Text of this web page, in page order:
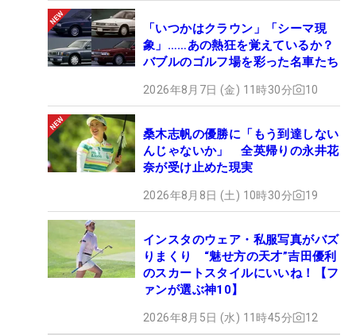
「いつかはクラウン」「シーマ現
象」……あの熱狂を覚えているか？
バブルのゴルフ場を彩った名車たち
2026年8月7日 (金) 11時30分 10
桑木志帆の優勝に「もう到達しない
んじゃないか」 全英帰りの永井花
奈が受け止めた現実
2026年8月8日 (土) 10時30分 19
インスタのウェア・私服写真がバズ
りまくり “魅せ方の天才”吉田優利
のスカートスタイルにいいね！【フ
ァンが選ぶ神10】
2026年8月5日 (水) 11時45分 12